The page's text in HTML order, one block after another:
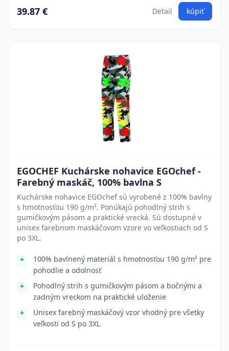
39.87 € Detail kúpiť
EGOCHEF Kuchárske nohavice EGOchef -
Farebný maskáč, 100% bavlna S
Kuchárske nohavice EGOchef sú vyrobené z 100% bavlny
s hmotnosťou 190 g/m². Ponúkajú pohodlný strih s
gumičkovým pásom a praktické vrecká. Sú dostupné v
unisex farebnom maskáčovom vzore vo veľkostiach od S
po 3XL.
100% bavlnený materiál s hmotnosťou 190 g/m² pre
pohodlie a odolnosť
Pohodlný strih s gumičkovým pásom a bočnými a
zadným vreckom na praktické uloženie
Unisex farebný maskáčový vzor vhodný pre všetky
veľkosti od S po 3XL